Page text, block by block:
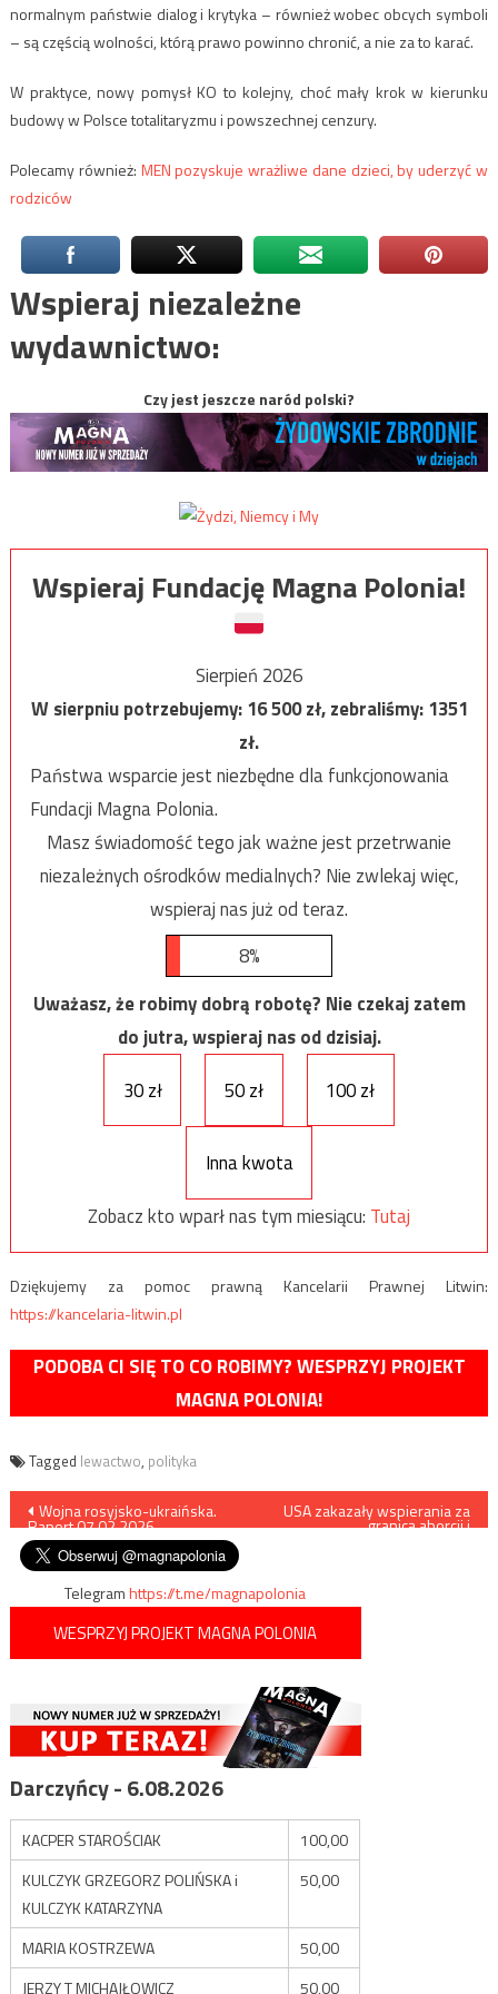
normalnym państwie dialog i krytyka – również wobec obcych symboli
– są częścią wolności, którą prawo powinno chronić, a nie za to karać.
W praktyce, nowy pomysł KO to kolejny, choć mały krok w kierunku
budowy w Polsce totalitaryzmu i powszechnej cenzury.
Polecamy również: MEN pozyskuje wrażliwe dane dzieci, by uderzyć w
rodziców
Wspieraj niezależne
wydawnictwo:
Czy jest jeszcze naród polski?
Wspieraj Fundację Magna Polonia!
Sierpień 2026
W sierpniu potrzebujemy:16 500zł, zebraliśmy:1351
zł.
Państwa wsparcie jest niezbędne dla funkcjonowania
Fundacji Magna Polonia.
Masz świadomość tego jak ważne jest przetrwanie
niezależnych ośrodków medialnych? Nie zwlekaj więc,
wspieraj nas już od teraz.
8%
Uważasz, że robimy dobrą robotę? Nie czekaj zatem
do jutra, wspieraj nas od dzisiaj.
30 zł
50 zł 100 zł
Inna kwota
Zobacz kto wparł nas tym miesiącu: Tutaj
Dziękujemy za pomoc prawną Kancelarii Prawnej Litwin:
https://kancelaria-litwin.pl
PODOBA CI SIĘ TO CO ROBIMY? WESPRZYJ PROJEKT
MAGNA POLONIA!
Tagged lewactwo, polityka
Nawigacja
wpisu
Wojna rosyjsko-ukraińska.
Raport 07.02.2026
USA zakazały wspierania za
granicą aborcji i
Telegramhttps://t.me/magnapolonia
WESPRZYJ PROJEKT MAGNA POLONIA
Darczyńcy - 6.08.2026
KACPER STAROŚCIAK
100,00
KULCZYK GRZEGORZ POLIŃSKA i
KULCZYK KATARZYNA
50,00
MARIA KOSTRZEWA
50,00
JERZY T MICHAJŁOWICZ
50,00